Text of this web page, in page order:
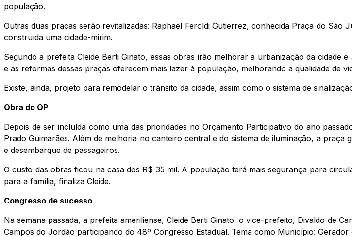
população.
Outras duas praças serão revitalizadas: Raphael Feroldi Gutierrez, conhecida Praça do São
construída uma cidade-mirim.
Segundo a prefeita Cleide Berti Ginato, essas obras irão melhorar a urbanização da cidade
e as reformas dessas praças oferecem mais lazer à população, melhorando a qualidade de
Existe, ainda, projeto para remodelar o trânsito da cidade, assim como o sistema de
Obra do OP
Depois de ser incluída como uma das prioridades no Orçamento Participativo do ano
Prado Guimarães. Além de melhoria no canteiro central e do sistema de iluminação, a
e desembarque de passageiros.
O custo das obras ficou na casa dos R$ 35 mil. A população terá mais segurança para
para a família, finaliza Cleide.
Congresso de sucesso
Na semana passada, a prefeita ameriliense, Cleide Berti Ginato, o vice-prefeito, Divaldo de
Campos do Jordão participando do 48º Congresso Estadual. Tema como Município: